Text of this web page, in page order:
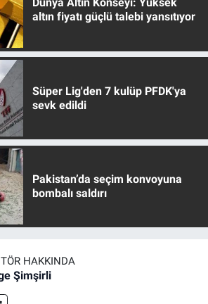
altın fiyatı güçlü talebi yansıtıyor
Süper Lig'den 7 kulüp PFDK'ya
sevk edildi
Pakistan’da seçim konvoyuna
bombalı saldırı
HAKKINDA
Şimşirli